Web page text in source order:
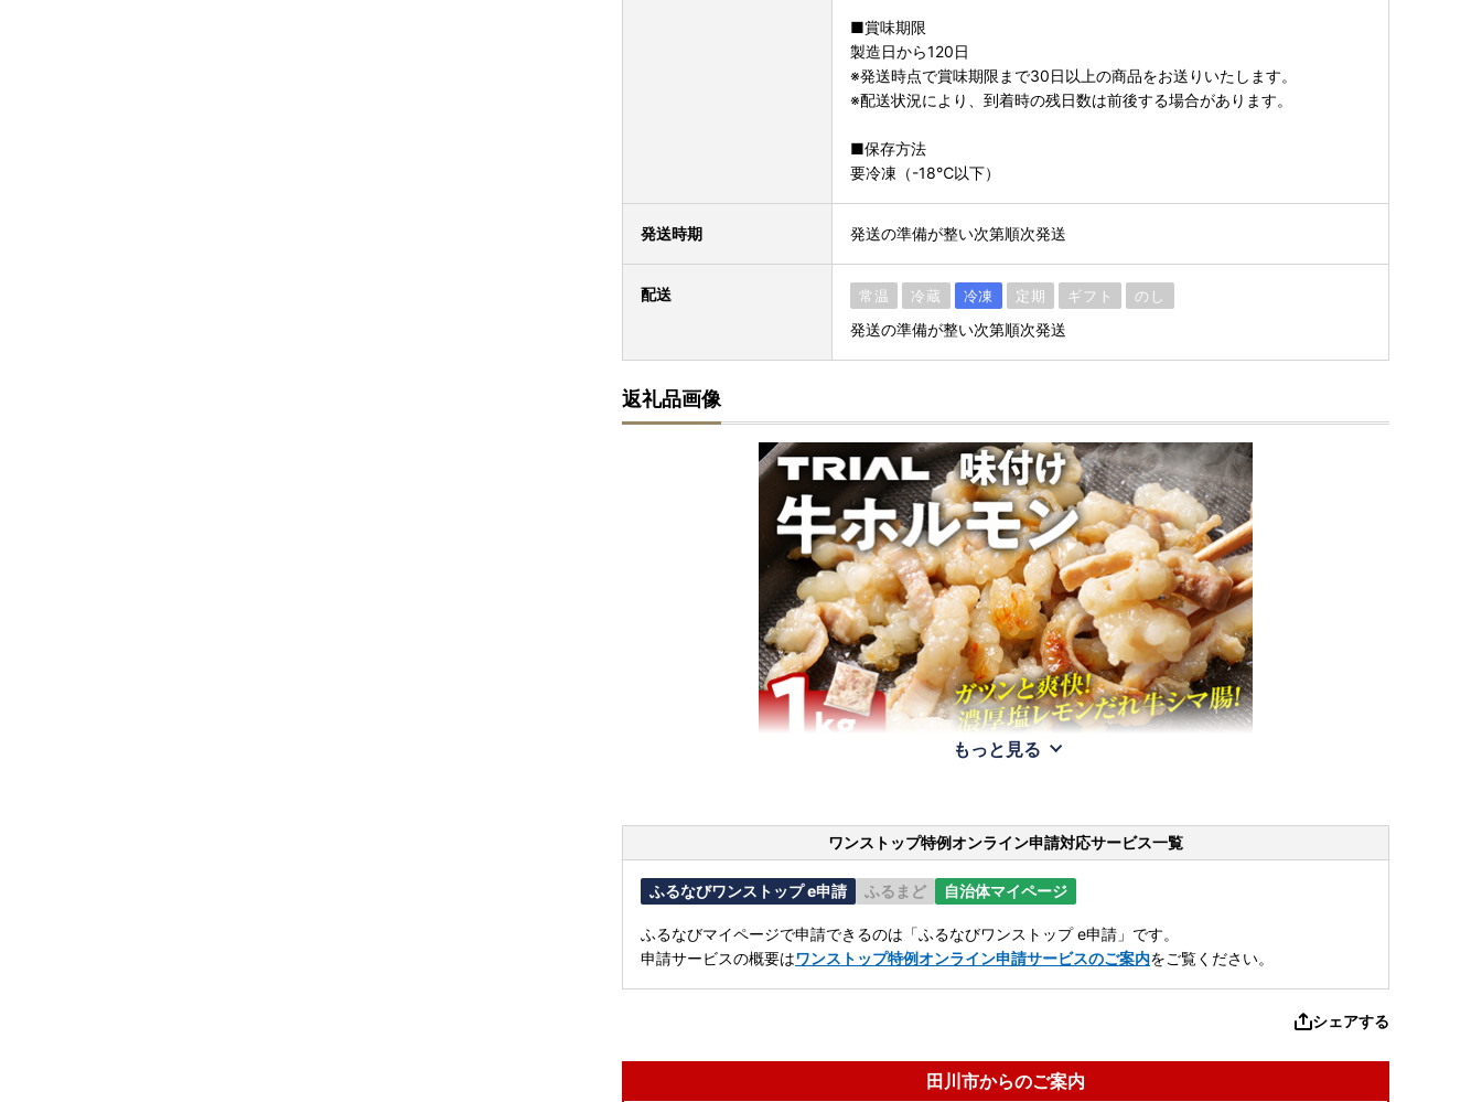
■賞味期限
製造日から120日
※発送時点で賞味期限まで30日以上の商品をお送りいたします。
※配送状況により、到着時の残日数は前後する場合があります。
■保存方法
要冷凍（-18℃以下）
発送時期 発送の準備が整い次第順次発送
配送 常温 冷蔵 冷凍 定期 ギフト のし
発送の準備が整い次第順次発送
返礼品画像
もっと見る
ワンストップ特例オンライン申請対応サービス一覧
ふるなびワンストップ e申請 ふるまど 自治体マイページ
ふるなびマイページで申請できるのは「ふるなびワンストップ e申請」です。
申請サービスの概要はワンストップ特例オンライン申請サービスのご案内をご覧ください。
シェアする
田川市からのご案内